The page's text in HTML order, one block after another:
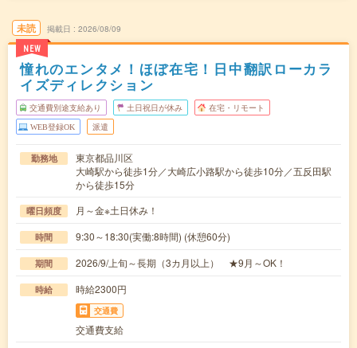
未読
NEW
掲載日 2026/08/09
憧れのエンタメ！ほぼ在宅！日中翻訳ローカラ
イズディレクション
交通費別途支給あり 土日祝日が休み 在宅・リモート
WEB登録OK 派遣
勤務地
東京都品川区
大崎駅から徒歩1分／大崎広小路駅から徒歩10分／五反田駅
から徒歩15分
曜日頻度 月～金※土日休み！
時間 9:30～18:30(実働:8時間) (休憩60分)
期間 2026/9/上旬～長期（3カ月以上） ★9月～OK！
時給 時給2300円
交通費
交通費支給